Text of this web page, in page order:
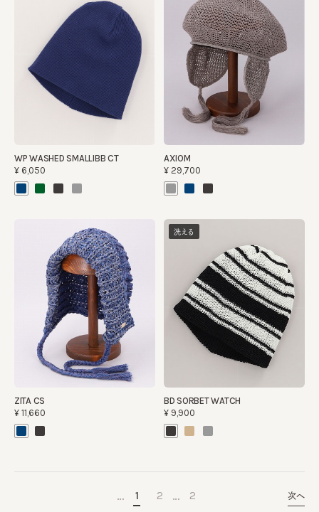
WP WASHED SMALLIBB CT
¥6,050
AXIOM
¥29,700
ZITA CS
¥11,660
洗える
BD SORBET WATCH
¥9,900
… 1 2 … 2 次へ